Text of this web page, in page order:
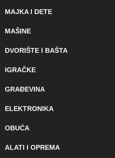
MAJKA I DETE
MAŠINE
DVORIŠTE I BAŠTA
IGRAČKE
GRAĐEVINA
ELEKTRONIKA
OBUĆA
ALATI I OPREMA